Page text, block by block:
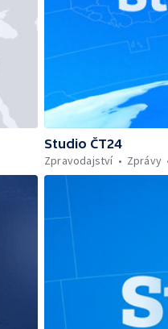
Studio ČT24
Zpravodajství
Zprávy